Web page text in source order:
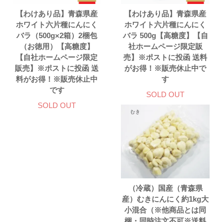
【わけあり品】青森県産
ホワイト六片種にんにく
バラ（500g×2箱）2梱包
（お徳用）【高糖度】
【自社ホームページ限定
販売】※ポストに投函 送
料がお得！※販売休止中
です
SOLD OUT
【わけあり品】青森県産
ホワイト六片種にんにく
バラ 500g【高糖度】【自
社ホームページ限定販
売】※ポストに投函 送料
がお得！※販売休止中で
す
SOLD OUT
（冷蔵）国産（青森県
産）むきにんにく約1kg大
小混合（※他商品とは同